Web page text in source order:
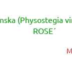
(Physostegia
ROSE´